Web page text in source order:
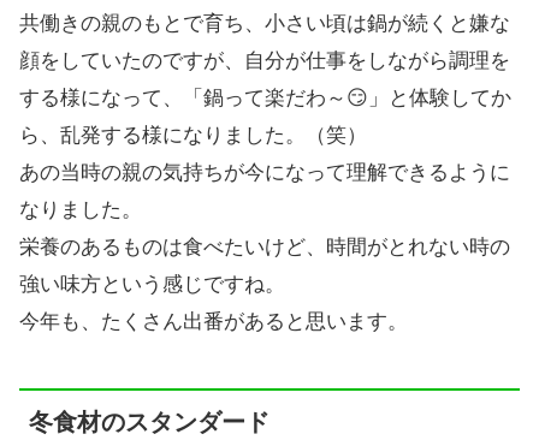
共働きの親のもとで育ち、小さい頃は鍋が続くと嫌な
顔をしていたのですが、自分が仕事をしながら調理を
する様になって、「鍋って楽だわ～😏」と体験してか
ら、乱発する様になりました。（笑）
あの当時の親の気持ちが今になって理解できるように
なりました。
栄養のあるものは食べたいけど、時間がとれない時の
強い味方という感じですね。
今年も、たくさん出番があると思います。
冬食材のスタンダード